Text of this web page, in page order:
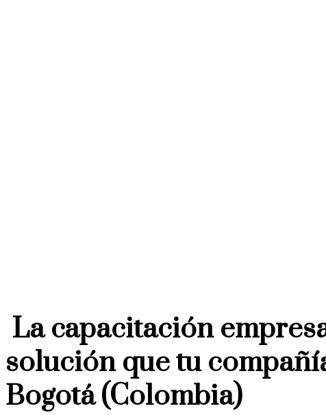
La capacitación
solución que tu
Bogotá (Colombia)